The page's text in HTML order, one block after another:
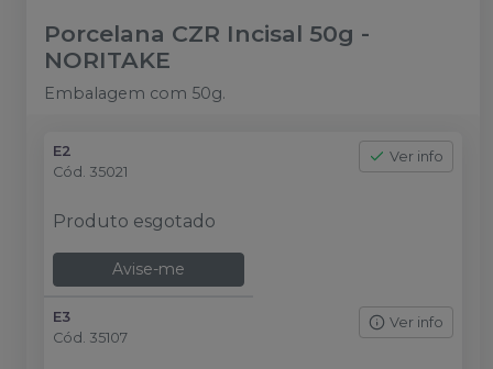
Porcelana CZR Incisal 50g -
NORITAKE
Embalagem com 50g.
E2
Cód. 35021
Ver info
Produto esgotado
Avise-me
E3
Cód. 35107
Ver info